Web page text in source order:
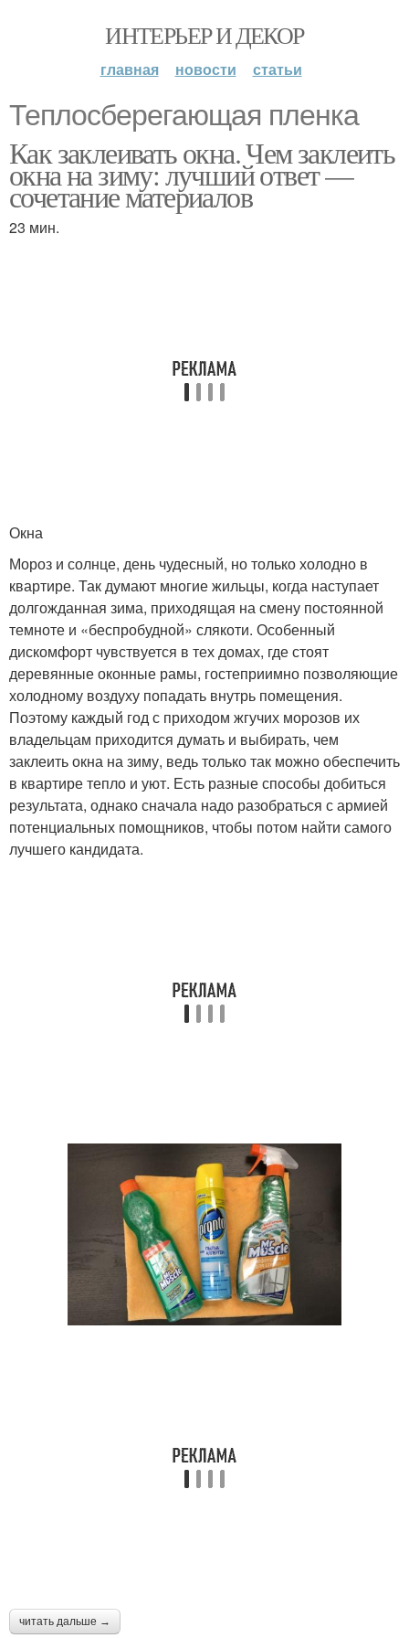
ИНТЕРЬЕР И ДЕКОР
главная новости статьи
Теплосберегающая пленка
Как заклеивать окна. Чем заклеить
окна на зиму: лучший ответ —
сочетание материалов
23 мин.
Окна
Мороз и солнце, день чудесный, но только холодно в
квартире. Так думают многие жильцы, когда наступает
долгожданная зима, приходящая на смену постоянной
темноте и «беспробудной» слякоти. Особенный
дискомфорт чувствуется в тех домах, где стоят
деревянные оконные рамы, гостеприимно позволяющие
холодному воздуху попадать внутрь помещения.
Поэтому каждый год с приходом жгучих морозов их
владельцам приходится думать и выбирать, чем
заклеить окна на зиму, ведь только так можно обеспечить
в квартире тепло и уют. Есть разные способы добиться
результата, однако сначала надо разобраться с армией
потенциальных помощников, чтобы потом найти самого
лучшего кандидата.
читать дальше →